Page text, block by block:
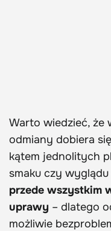
Warto wiedzieć, że
odmiany dobiera
kątem jednolitych
smaku czy
przede wszystkim
uprawy – dlatego
możliwie